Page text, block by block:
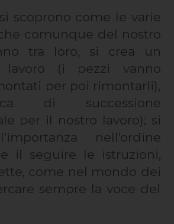
scoprono come le varie
comunque del nostro
tra loro, si crea un
(i pezzi vanno
per poi rimontarli),
di successione
per il nostro lavoro); si
nell’ordine
il seguire le istruzioni,
come nel mondo dei
sempre la voce del